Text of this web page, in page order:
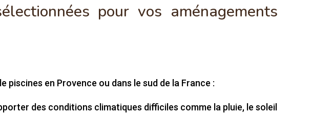
pour vos aménagements
en Provence ou dans le sud de la France :
des conditions climatiques difficiles comme la pluie, le soleil